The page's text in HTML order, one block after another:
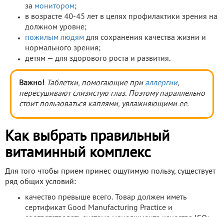
за монитором;
в возрасте 40-45 лет в целях профилактики зрения на
должном уровне;
пожилым людям для сохранения качества жизни и
нормального зрения;
детям — для здорового роста и развития.
Важно! Таблетки, помогающие при аллергии,
пересушивают слизистую глаз. Поэтому параллельно
стоит пользоваться каплями, увлажняющими ее.
Как выбрать правильный
витаминный комплекс
Для того чтобы прием принес ощутимую пользу, существует
ряд общих условий:
качество превыше всего. Товар должен иметь
сертификат Good Manufacturing Practice и